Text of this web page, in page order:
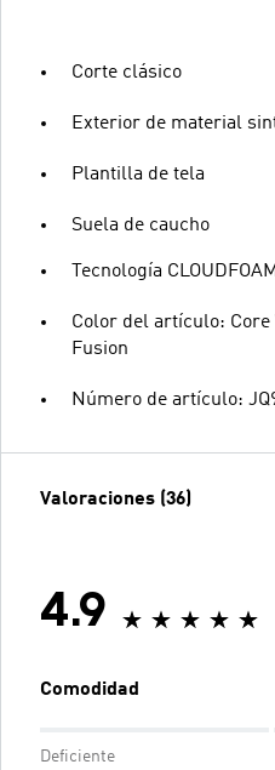
Corte clásico
Exterior de material
Plantilla de tela
Suela de caucho
Tecnología CLOUDFOAM
Color del artículo:
Fusion
Número de artículo:
Valoraciones (36)
4.9
Comodidad
Deficiente